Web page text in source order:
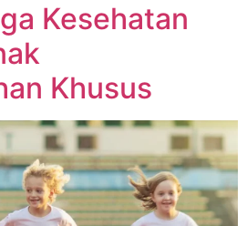
Kesehatan
Khusus